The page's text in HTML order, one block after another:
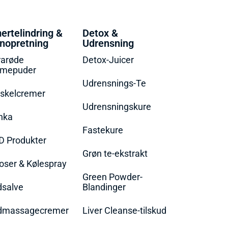
&
Produkter
& Kølespray
Detox &
Udrensning
Detox-Juicer
Udrensnings-Te
Udrensningskure
Fastekure
Grøn te-ekstrakt
Green Powder-
Blandinger
Liver Cleanse-tilskud